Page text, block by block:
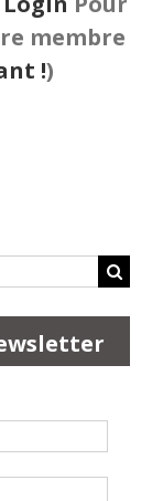
membre
!)